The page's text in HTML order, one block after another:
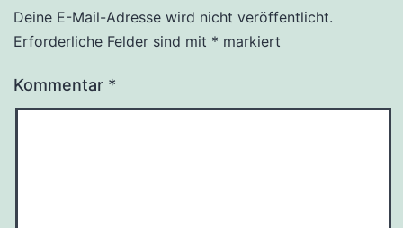
Deine E-Mail-Adresse wird nicht veröffentlicht.
Erforderliche Felder sind mit * markiert
Kommentar *